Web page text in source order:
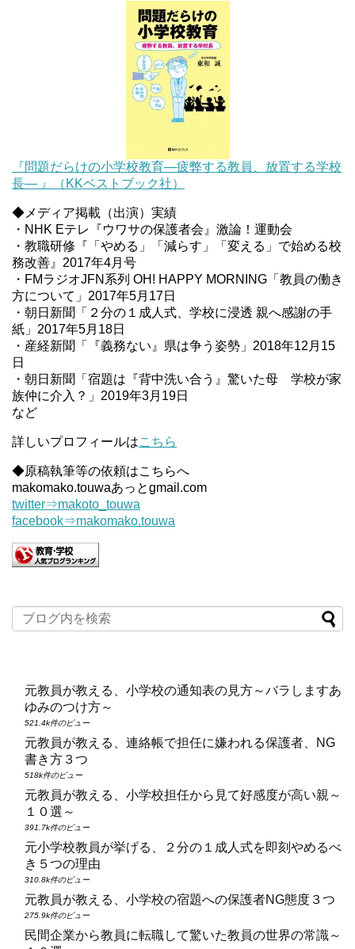
『問題だらけの小学校教育―疲弊する教員、放置する学校
長― 』（KKベストブック社）
◆メディア掲載（出演）実績
・NHK Eテレ『ウワサの保護者会』激論！運動会
・教職研修『「やめる」「減らす」「変える」で始める校
務改善』2017年4月号
・FMラジオJFN系列 OH! HAPPY MORNING「教員の働き
方について」2017年5月17日
・朝日新聞「２分の１成人式、学校に浸透 親へ感謝の手
紙」2017年5月18日
・産経新聞「『義務ない』県は争う姿勢」2018年12月15
日
・朝日新聞「宿題は『背中洗い合う』驚いた母 学校が家
族仲に介入？」2019年3月19日
など
詳しいプロフィールはこちら
◆原稿執筆等の依頼はこちらへ
makomako.touwaあっとgmail.com
twitter⇒makoto_touwa
facebook⇒makomako.touwa
元教員が教える、小学校の通知表の見方～バラしますあ
ゆみのつけ方～
521.4k件のビュー
元教員が教える、連絡帳で担任に嫌われる保護者、NG
書き方３つ
518k件のビュー
元教員が教える、小学校担任から見て好感度が高い親～
１０選～
391.7k件のビュー
元小学校教員が挙げる、２分の１成人式を即刻やめるべ
き５つの理由
310.8k件のビュー
元教員が教える、小学校の宿題への保護者NG態度３つ
275.9k件のビュー
民間企業から教員に転職して驚いた教員の世界の常識～